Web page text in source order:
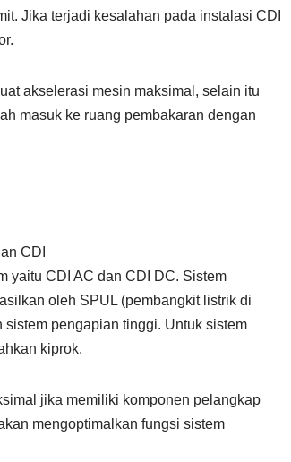
Jika terjadi kesalahan pada instalasi CDI
akselerasi mesin maksimal, selain itu
masuk ke ruang pembakaran dengan
yaitu CDI AC dan CDI DC. Sistem
oleh SPUL (pembangkit listrik di
pengapian tinggi. Untuk sistem
kiprok.
jika memiliki komponen pelangkap
mengoptimalkan fungsi sistem